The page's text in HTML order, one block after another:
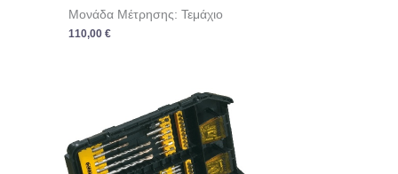
Μονάδα Μέτρησης: Τεμάχιο
110,00€